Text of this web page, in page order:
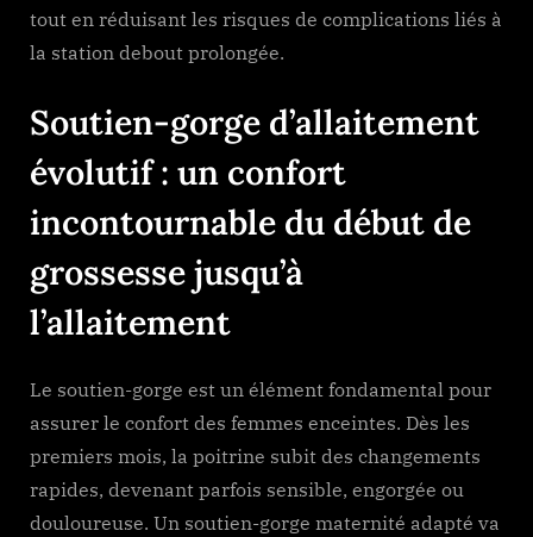
tout en réduisant les risques de complications liés à
la station debout prolongée.
Soutien-gorge d’allaitement
évolutif : un confort
incontournable du début de
grossesse jusqu’à
l’allaitement
Le soutien-gorge est un élément fondamental pour
assurer le confort des femmes enceintes. Dès les
premiers mois, la poitrine subit des changements
rapides, devenant parfois sensible, engorgée ou
douloureuse. Un soutien-gorge maternité adapté va